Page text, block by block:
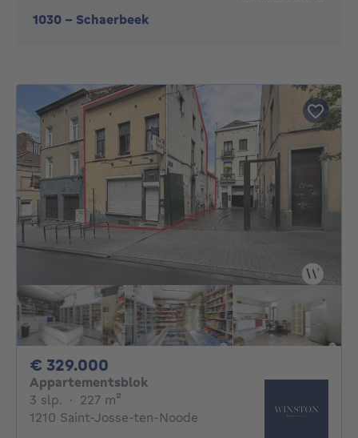
1030 - Schaerbeek
€ 329.000
Appartementsblok
3 slp. 3 slaapkamers
· 227 m²
1210 Saint-Josse-ten-Noode